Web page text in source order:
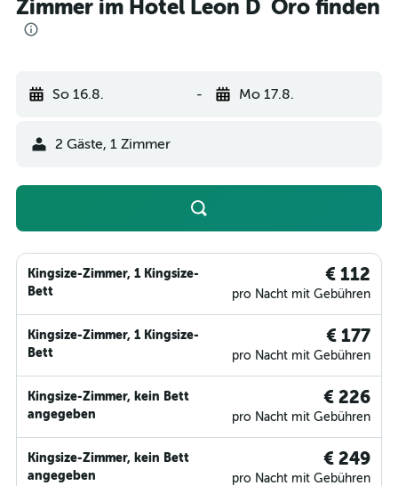
Zimmer im Hotel Leon D´Oro finden
So 16.8. - Mo 17.8.
2 Gäste, 1 Zimmer
Kingsize-Zimmer, 1 Kingsize-
Bett
€ 112
pro Nacht mit Gebühren
Kingsize-Zimmer, 1 Kingsize-
Bett
€ 177
pro Nacht mit Gebühren
Kingsize-Zimmer, kein Bett
angegeben
€ 226
pro Nacht mit Gebühren
Kingsize-Zimmer, kein Bett
angegeben
€ 249
pro Nacht mit Gebühren